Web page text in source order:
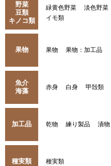
野菜
豆類
キノコ類
緑黄色野菜 淡色野菜
イモ類
果物 果物 果物：加工品
魚介
海藻
赤身 白身 甲殻類
加工品 乾物 練り製品 漬物
種実類 種実類